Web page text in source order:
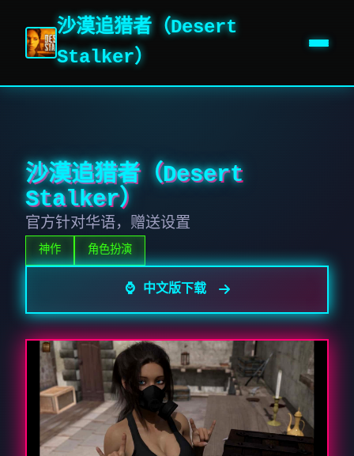
沙漠追猎者（Desert
Stalker）
沙漠追猎者（Desert
Stalker）
官方针对华语，赠送设置
神作 角色扮演
⌚ 中文版下载